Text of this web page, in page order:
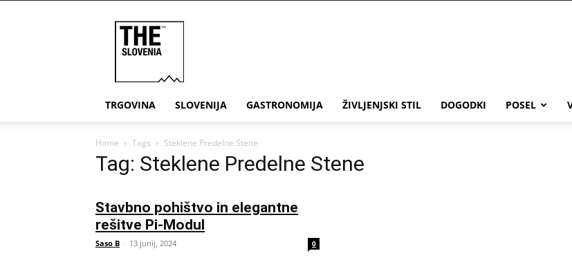
TRGOVINA SLOVENIJA GASTRONOMIJA ŽIVLJENJSKI STIL DOGODKI POSEL
Home Tags Steklene Predelne Stene
Tag: Steklene Predelne Stene
Stavbno pohištvo in elegantne
rešitve Pi-Modul
Saso B - 13 junij, 2024 0